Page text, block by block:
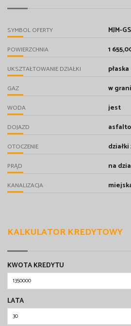
SYMBOL OFERTY MJM-
POWIERZCHNIA 1
UKSZTAŁTOWANIE DZIAŁKI płaska
GAZ w
WODA jest
DOJAZD
OTOCZENIE
PRĄD na
KANALIZACJA
KALKULATOR KREDYTOWY
KWOTA KREDYTU
LATA